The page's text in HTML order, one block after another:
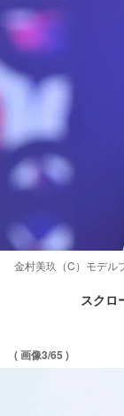
金村美玖（C）モデル
スクロ
( 画像3/65 )